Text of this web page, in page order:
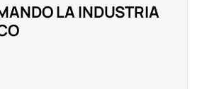
LA INDUSTRIA